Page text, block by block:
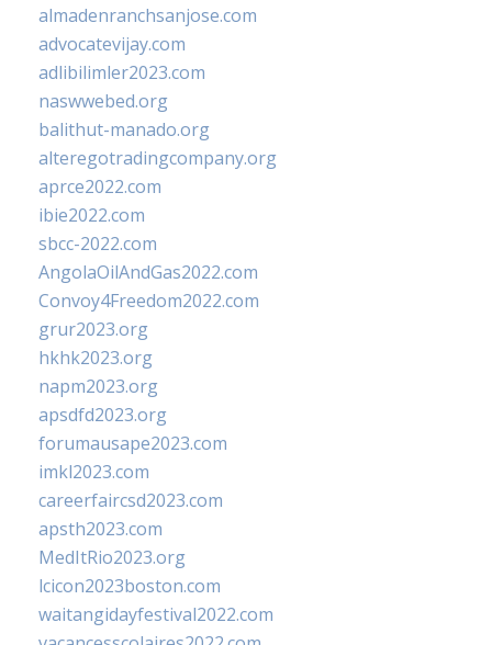
almadenranchsanjose.com
advocatevijay.com
adlibilimler2023.com
naswwebed.org
balithut-manado.org
alteregotradingcompany.org
aprce2022.com
ibie2022.com
sbcc-2022.com
AngolaOilAndGas2022.com
Convoy4Freedom2022.com
grur2023.org
hkhk2023.org
napm2023.org
apsdfd2023.org
forumausape2023.com
imkl2023.com
careerfaircsd2023.com
apsth2023.com
MedItRio2023.org
lcicon2023boston.com
waitangidayfestival2022.com